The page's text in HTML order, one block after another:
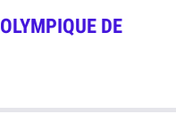
OLYMPIQUE DE